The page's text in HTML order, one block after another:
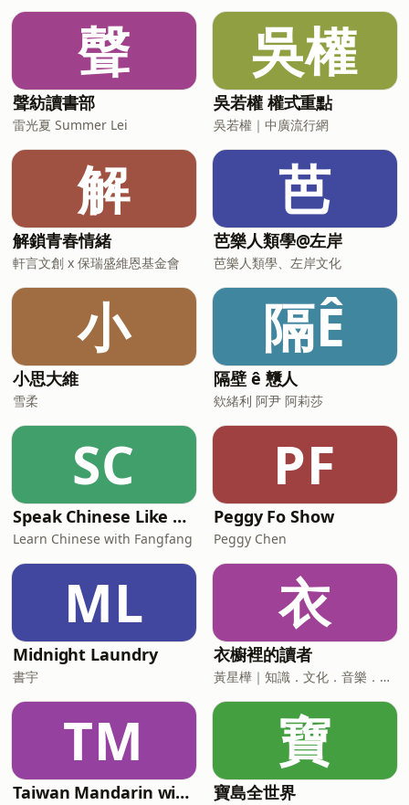
念⁠⁠⁠⁠⁠⁠⁠⁠⁠⁠⁠⁠⁠⁠⁠⁠⁠⁠⁠⁠⁠⁠⁠⁠⁠⁠⁠⁠⁠⁠⁠⁠https://www.pressplay.cc/link/s/73BEE2F3⁠⁠⁠⁠⁠⁠⁠⁠⁠⁠⁠⁠⁠⁠⁠⁠⁠⁠⁠⁠⁠⁠⁠⁠⁠⁠⁠⁠⁠⁠破
除迷思，讓你的認知得到自由🐴
ig: ⁠⁠⁠⁠⁠⁠⁠⁠⁠⁠⁠⁠⁠⁠⁠⁠⁠⁠⁠⁠⁠⁠⁠⁠⁠⁠⁠⁠⁠⁠⁠⁠⁠⁠⁠⁠⁠⁠⁠⁠⁠⁠⁠⁠⁠⁠⁠⁠⁠⁠⁠⁠⁠⁠⁠⁠⁠⁠⁠⁠⁠⁠⁠⁠⁠https://www.instagram.com/marc_o
聲
聲紡讀書部
雷光夏 Summer Lei
吳權
吳若權 權式重點
吳若權｜中廣流行網
解
解鎖青春情緒
軒言文創 x 保瑞盛維恩基金會
芭
芭樂人類學@左岸
芭樂人類學、左岸文化
小
小思大維
雪柔
隔Ê
隔壁 ê 戇人
欸緒利 阿尹 阿莉莎
SC
Speak Chinese Like A Taiwanese Local
Learn Chinese with Fangfang
PF
Peggy Fo Show
Peggy Chen
ML
Midnight Laundry
書宇
衣
衣櫥裡的讀者
黃星樺｜知識．文化．音樂．閱讀．讀書．聽書．說書
TM
Taiwan Mandarin with Local Podcast
寶
寶島全世界